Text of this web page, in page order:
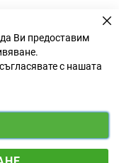
Ви предоставим
с нашата